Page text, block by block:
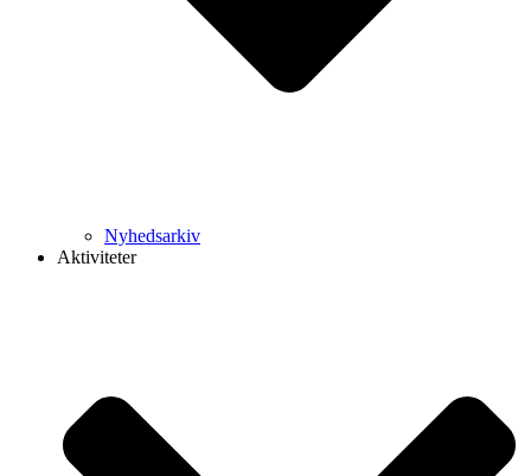
Nyhedsarkiv
Aktiviteter